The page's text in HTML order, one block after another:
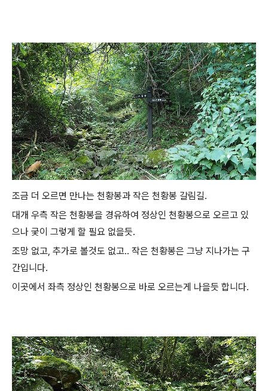
조금 더 오르면 만나는 천황봉과 작은 천황봉 갈림길.
대개 우측 작은 천황봉을 경유하여 정상인 천황봉으로 오르고 있
으나 궂이 그렇게 할 필요 없을듯.
조망 없고, 추가로 볼것도 없고.. 작은 천황봉은 그냥 지나가는 구
간입니다.
이곳에서 좌측 정상인 천황봉으로 바로 오르는게 나을듯 합니다.